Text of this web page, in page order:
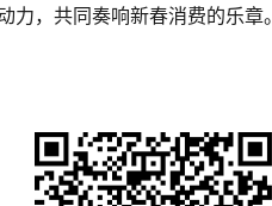
，共同奏响新春消费的乐章。